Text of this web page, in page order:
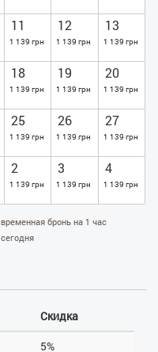
11
1 139 грн
12
1 139 грн
13
1 139 грн
18
1 139 грн
19
1 139 грн
20
1 139 грн
25
1 139 грн
26
1 139 грн
27
1 139 грн
2
1 139 грн
3
1 139 грн
4
1 139 грн
временная бронь на 1 час
сегодня
Скидка
5%